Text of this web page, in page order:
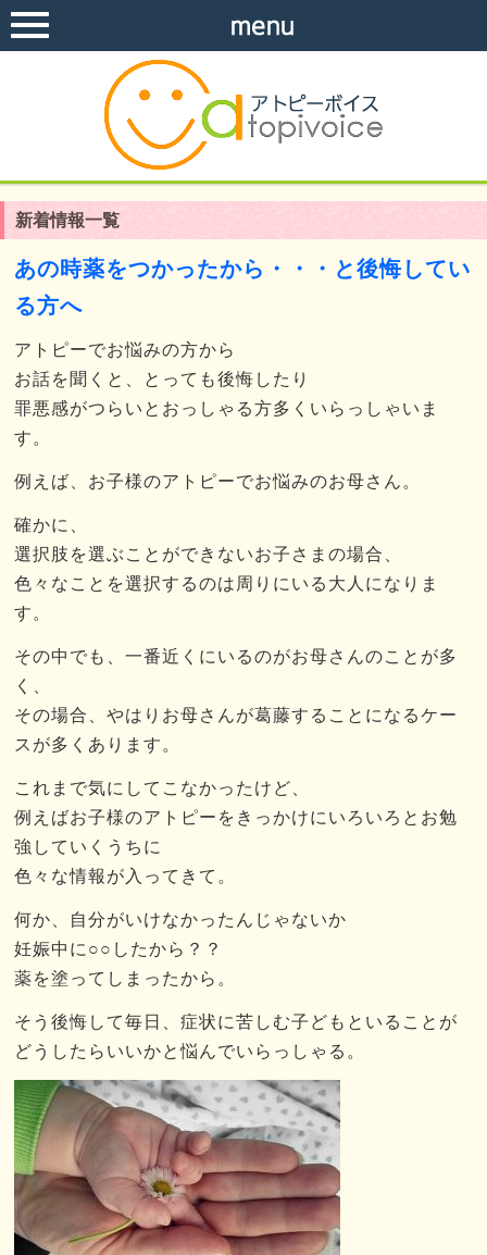
新着情報一覧
あの時薬をつかったから・・・と後悔してい
る方へ
アトピーでお悩みの方から
お話を聞くと、とっても後悔したり
罪悪感がつらいとおっしゃる方多くいらっしゃいま
す。
例えば、お子様のアトピーでお悩みのお母さん。
確かに、
選択肢を選ぶことができないお子さまの場合、
色々なことを選択するのは周りにいる大人になりま
す。
その中でも、一番近くにいるのがお母さんのことが多
く、
その場合、やはりお母さんが葛藤することになるケー
スが多くあります。
これまで気にしてこなかったけど、
例えばお子様のアトピーをきっかけにいろいろとお勉
強していくうちに
色々な情報が入ってきて。
何か、自分がいけなかったんじゃないか
妊娠中に○○したから？？
薬を塗ってしまったから。
そう後悔して毎日、症状に苦しむ子どもといることが
どうしたらいいかと悩んでいらっしゃる。